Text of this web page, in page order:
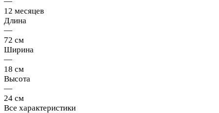
12 месяцев
Длина
—
72 см
Ширина
—
18 см
Высота
—
24 см
Все характеристики